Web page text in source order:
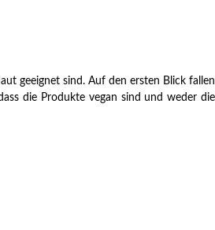
geeignet sind. Auf den ersten Blick fallen
die Produkte vegan sind und weder die